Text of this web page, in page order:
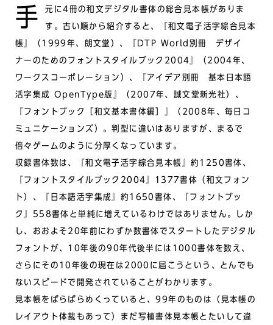
手元に4冊の和文デジタル書体の総合見本帳がありま
す。古い順から紹介すると、『和文電子活字綜合見本
帳』（1999年、朗文堂）、『DTP World別冊 デザイ
ナーのためのフォントスタイルブック2004』（2004年、
ワークスコーポレーション）、『アイデア別冊 基本日本語
活字集成 OpenType版』（2007年、誠文堂新光社）、
『フォントブック［和文基本書体編］』（2008年、毎日コ
ミュニケーションズ）。判型に違いはありますが、まるで
倍々ゲームのように分厚くなっています。
収録書体数は、『和文電子活字綜合見本帳』約1250書体、
『フォントスタイルブック2004』1377書体（和文フォン
ト）、『日本語活字集成』約1650書体、『フォントブッ
ク』558書体と単純に増えているわけではありません。しか
し、おおよそ20年前にわずか数書体でスタートしたデジタル
フォントが、10年後の90年代後半には1000書体を数え、
さらにその10年後の現在は2000に届こうという、とんでも
ないスピードで開発されていることがわかります。
見本帳をぱらぱらめくっていると、99年のものは（見本帳の
レイアウト体裁もあって）まだ写植書体見本帳とたいして違